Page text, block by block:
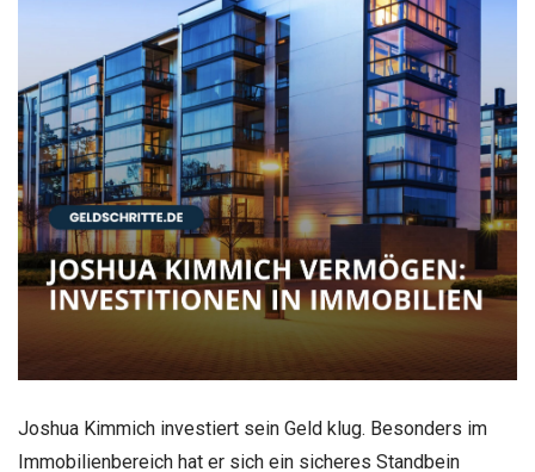
Joshua Kimmich investiert sein Geld klug. Besonders im
Immobilienbereich hat er sich ein sicheres Standbein